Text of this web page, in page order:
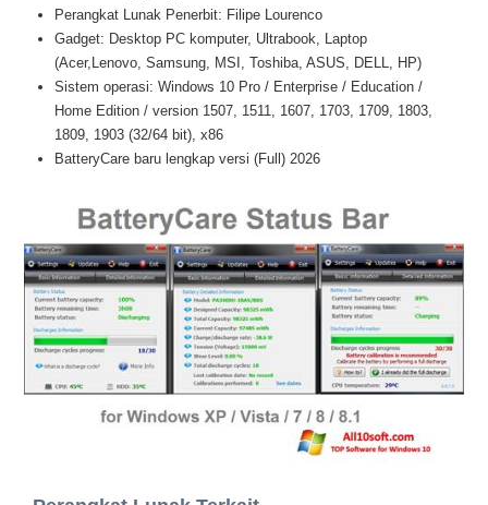
Perangkat Lunak Penerbit: Filipe Lourenco
Gadget: Desktop PC komputer, Ultrabook, Laptop
(Acer,Lenovo, Samsung, MSI, Toshiba, ASUS, DELL, HP)
Sistem operasi: Windows 10 Pro / Enterprise / Education /
Home Edition / version 1507, 1511, 1607, 1703, 1709, 1803,
1809, 1903 (32/64 bit), x86
BatteryCare baru lengkap versi (Full) 2026